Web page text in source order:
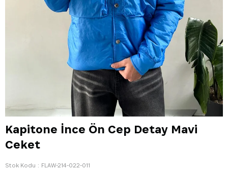
Kapitone İnce Ön Cep Detay Mavi
Ceket
Stok Kodu
FLAW-214-022-011